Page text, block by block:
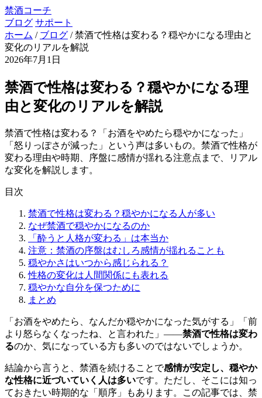
禁酒コーチ
ブログ サポート
ホーム / ブログ / 禁酒で性格は変わる？穏やかになる理由と
変化のリアルを解説
2026年7月1日
禁酒で性格は変わる？穏やかになる理
由と変化のリアルを解説
禁酒で性格は変わる？「お酒をやめたら穏やかになった」
「怒りっぽさが減った」という声は多いもの。禁酒で性格が
変わる理由や時期、序盤に感情が揺れる注意点まで、リアル
な変化を解説します。
目次
禁酒で性格は変わる？穏やかになる人が多い
なぜ禁酒で穏やかになるのか
「酔うと人格が変わる」は本当か
注意：禁酒の序盤はむしろ感情が揺れることも
穏やかさはいつから感じられる？
性格の変化は人間関係にも表れる
穏やかな自分を保つために
まとめ
「お酒をやめたら、なんだか穏やかになった気がする」「前
より怒らなくなったね、と言われた」——禁酒で性格は変わ
るのか、気になっている方も多いのではないでしょうか。
結論から言うと、禁酒を続けることで感情が安定し、穏やか
な性格に近づいていく人は多いです。ただし、そこには知っ
ておきたい時期的な「順序」もあります。この記事では、禁